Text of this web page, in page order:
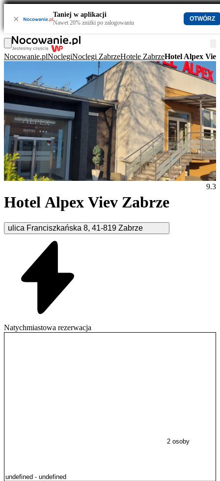
× Taniej w aplikacji
Nawet 20% zniżki po zalogowaniu
OTWÓRZ
Nocowanie.plNoclegiNoclegi ZabrzeHotele ZabrzeHotel Alpex
Hotel Alpex Viev Zabrze
ulica Franciszkańska 8, 41-819 Zabrze
9.3
Natychmiastowa rezerwacja
2 osoby